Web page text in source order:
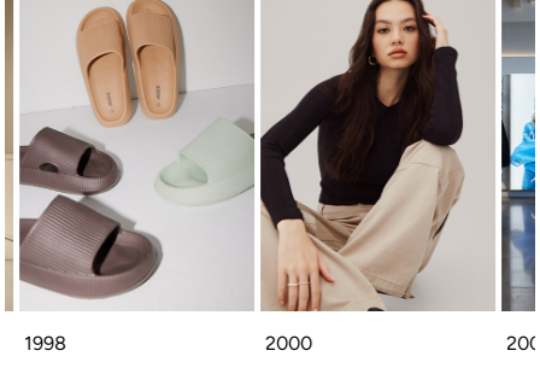
1998 2000